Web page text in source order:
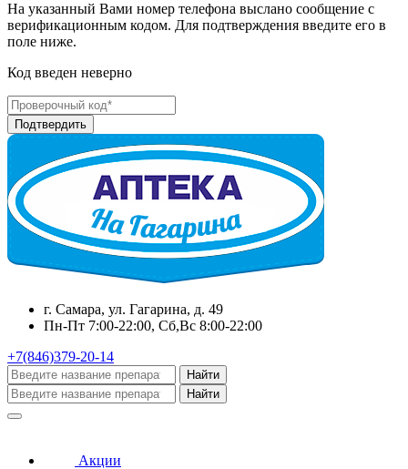
На указанный Вами номер телефона выслано сообщение с
верификационным кодом. Для подтверждения введите его в
поле ниже.
Код введен неверно
г. Самара, ул. Гагарина, д. 49
Пн-Пт 7:00-22:00, Сб,Вс 8:00-22:00
+7(846)379-20-14
Найти
Найти
Акции